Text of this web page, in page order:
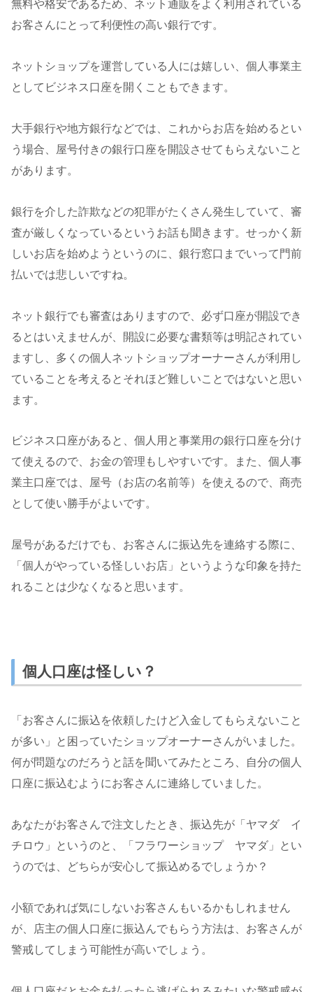
無料や格安であるため、ネット通販をよく利用されている
お客さんにとって利便性の高い銀行です。
ネットショップを運営している人には嬉しい、個人事業主
としてビジネス口座を開くこともできます。
大手銀行や地方銀行などでは、これからお店を始めるとい
う場合、屋号付きの銀行口座を開設させてもらえないこと
があります。
銀行を介した詐欺などの犯罪がたくさん発生していて、審
査が厳しくなっているというお話も聞きます。せっかく新
しいお店を始めようというのに、銀行窓口までいって門前
払いでは悲しいですね。
ネット銀行でも審査はありますので、必ず口座が開設でき
るとはいえませんが、開設に必要な書類等は明記されてい
ますし、多くの個人ネットショップオーナーさんが利用し
ていることを考えるとそれほど難しいことではないと思い
ます。
ビジネス口座があると、個人用と事業用の銀行口座を分け
て使えるので、お金の管理もしやすいです。また、個人事
業主口座では、屋号（お店の名前等）を使えるので、商売
として使い勝手がよいです。
屋号があるだけでも、お客さんに振込先を連絡する際に、
「個人がやっている怪しいお店」というような印象を持た
れることは少なくなると思います。
個人口座は怪しい？
「お客さんに振込を依頼したけど入金してもらえないこと
が多い」と困っていたショップオーナーさんがいました。
何が問題なのだろうと話を聞いてみたところ、自分の個人
口座に振込むようにお客さんに連絡していました。
あなたがお客さんで注文したとき、振込先が「ヤマダ イ
チロウ」というのと、「フラワーショップ ヤマダ」とい
うのでは、どちらが安心して振込めるでしょうか？
小額であれば気にしないお客さんもいるかもしれません
が、店主の個人口座に振込んでもらう方法は、お客さんが
警戒してしまう可能性が高いでしょう。